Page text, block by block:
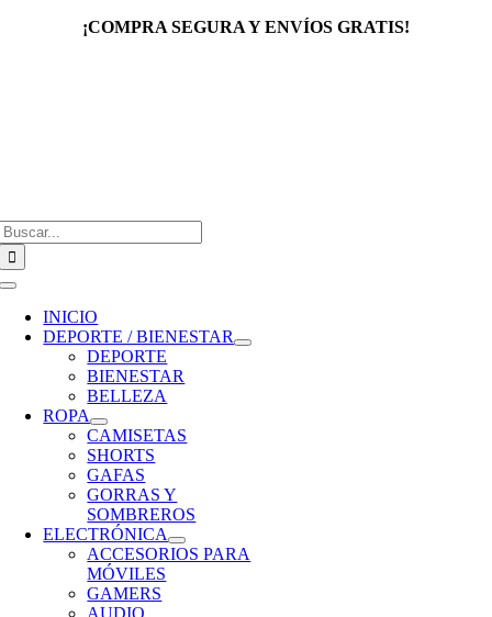
¡COMPRA SEGURA Y ENVÍOS GRATIS!
Toggle
Navigation
INICIO
DEPORTE / BIENESTAR
DEPORTE
BIENESTAR
BELLEZA
ROPA
CAMISETAS
SHORTS
GAFAS
GORRAS Y
SOMBREROS
ELECTRÓNICA
ACCESORIOS PARA
MÓVILES
GAMERS
AUDIO